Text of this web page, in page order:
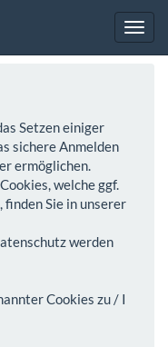
Setzen einiger
sichere Anmelden
ermöglichen.
welche ggf.
Sie in unserer
werden
Cookies zu / I